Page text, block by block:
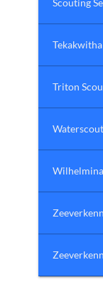
Scouting
Triton